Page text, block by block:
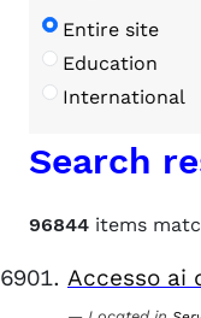
Entire site
Education
International
Search
96844 items
Accesso ai